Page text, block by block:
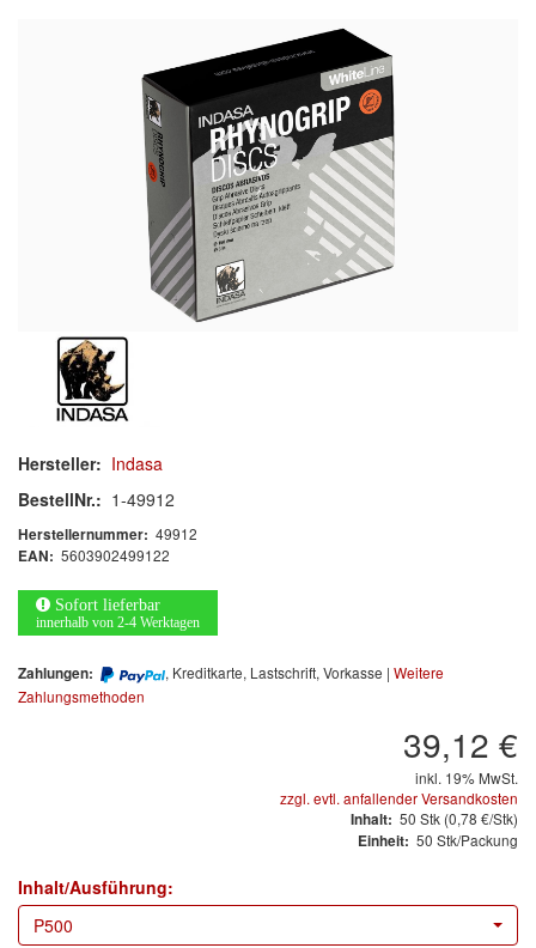
Zubehör/Hilfsmittel
Kleben & Beschichten
Polieren
Malerbedarf & Zubehör
Reinigen
Arbeitsschutz
Luftfilter
Restposten
Colad
Hersteller: Indasa
BestellNr.: 1-49912
Herstellernummer: 49912
EAN: 5603902499122
Sofort lieferbar
innerhalb von 2-4 Werktagen
Zahlungen: , Kreditkarte, Lastschrift, Vorkasse | Weitere
Zahlungsmethoden
39,12 €
inkl. 19% MwSt.
zzgl. evtl. anfallender Versandkosten
Inhalt: 50 Stk (0,78 €/Stk)
Einheit: 50 Stk/Packung
Inhalt/Ausführung:
P500